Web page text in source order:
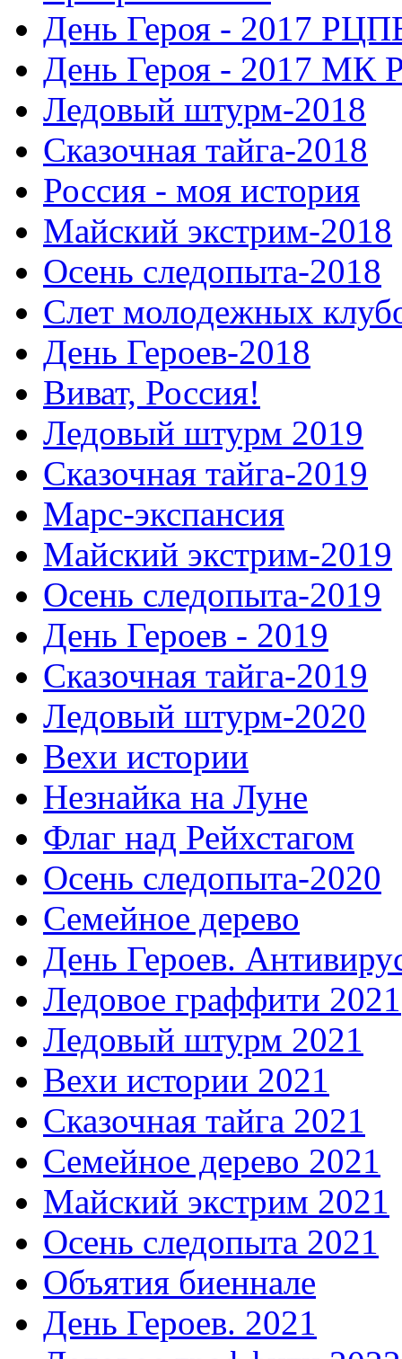
День Героя - 2017
День Героя - 2017 МК
Ледовый штурм-2018
Сказочная тайга-2018
Россия - моя история
Майский экстрим-2018
Осень следопыта-2018
Слет молодежных
День Героев-2018
Виват, Россия!
Ледовый штурм 2019
Сказочная тайга-2019
Марс-экспансия
Майский экстрим-2019
Осень следопыта-2019
День Героев - 2019
Сказочная тайга-2019
Ледовый штурм-2020
Вехи истории
Незнайка на Луне
Флаг над Рейхстагом
Осень следопыта-2020
Семейное дерево
День Героев.
Ледовое граффити 2021
Ледовый штурм 2021
Вехи истории 2021
Сказочная тайга 2021
Семейное дерево 2021
Майский экстрим 2021
Осень следопыта 2021
Объятия биеннале
День Героев. 2021